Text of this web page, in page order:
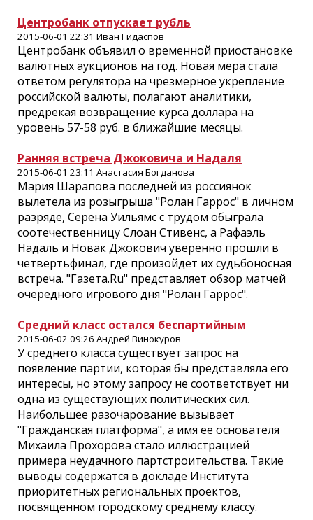
Центробанк отпускает рубль
2015-06-01 22:31 Иван Гидаспов
Центробанк объявил о временной приостановке
валютных аукционов на год. Новая мера стала
ответом регулятора на чрезмерное укрепление
российской валюты, полагают аналитики,
предрекая возвращение курса доллара на
уровень 57-58 руб. в ближайшие месяцы.
Ранняя встреча Джоковича и Надаля
2015-06-01 23:11 Анастасия Богданова
Мария Шарапова последней из россиянок
вылетела из розыгрыша "Ролан Гаррос" в личном
разряде, Серена Уильямс с трудом обыграла
соотечественницу Слоан Стивенс, а Рафаэль
Надаль и Новак Джокович уверенно прошли в
четвертьфинал, где произойдет их судьбоносная
встреча. "Газета.Ru" представляет обзор матчей
очередного игрового дня "Ролан Гаррос".
Средний класс остался беспартийным
2015-06-02 09:26 Андрей Винокуров
У среднего класса существует запрос на
появление партии, которая бы представляла его
интересы, но этому запросу не соответствует ни
одна из существующих политических сил.
Наибольшее разочарование вызывает
"Гражданская платформа", а имя ее основателя
Михаила Прохорова стало иллюстрацией
примера неудачного партстроительства. Такие
выводы содержатся в докладе Института
приоритетных региональных проектов,
посвященном городскому среднему классу.